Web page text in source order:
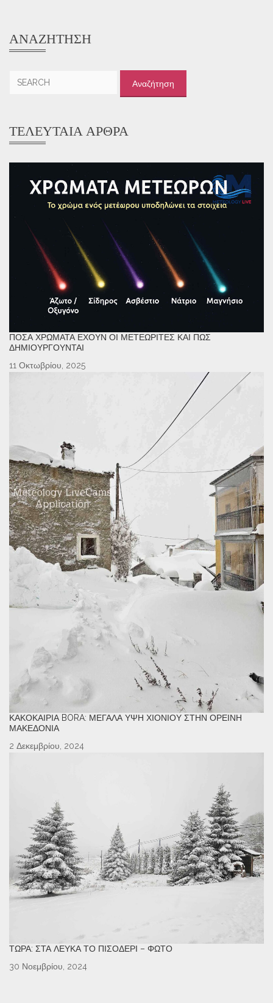
ΑΝΑΖΉΤΗΣΗ
ΤΕΛΕΥΤΑΊΑ ΆΡΘΡΑ
ΠΌΣΑ ΧΡΏΜΑΤΑ ΈΧΟΥΝ ΟΙ ΜΕΤΕΩΡΊΤΕΣ ΚΑΙ ΠΏΣ
ΔΗΜΙΟΥΡΓΟΎΝΤΑΙ
11 Οκτωβρίου, 2025
ΚΑΚΟΚΑΙΡΊΑ BORA: ΜΕΓΆΛΑ ΎΨΗ ΧΙΟΝΙΟΎ ΣΤΗΝ ΟΡΕΙΝΉ
ΜΑΚΕΔΟΝΊΑ
2 Δεκεμβρίου, 2024
ΤΏΡΑ: ΣΤΑ ΛΕΥΚΆ ΤΟ ΠΙΣΟΔΈΡΙ – ΦΩΤΌ
30 Νοεμβρίου, 2024